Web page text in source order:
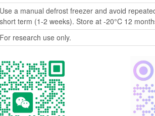
Use a manual defrost freezer and avoid
short term (1-2 weeks). Store at -20°C 12
For research use only.